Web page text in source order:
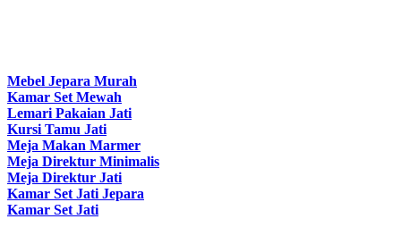
Mebel Jepara Murah
Kamar Set Mewah
Lemari Pakaian Jati
Kursi Tamu Jati
Meja Makan Marmer
Meja Direktur Minimalis
Meja Direktur Jati
Kamar Set Jati Jepara
Kamar Set Jati